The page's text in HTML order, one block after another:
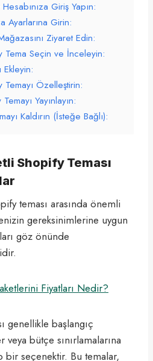
Giriş Yapın:
Ayarlarına Girin:
Ziyaret Edin:
Tema Seçin ve İnceleyin:
Ekleyin:
Temayı Özelleştirin:
Yayınlayın:
Kaldırın (İsteğe Bağlı):
Shopify Teması
teması arasında önemli
gereksinimlerine uygun
göz önünde
Fiyatları Nedir?
genellikle başlangıç
veya bütçe sınırlamalarına
seçenektir. Bu temalar,